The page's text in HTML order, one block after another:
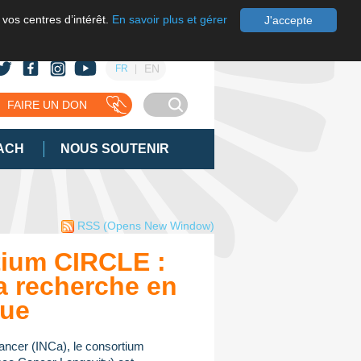
J'accepte
centres d’intérêt. En savoir plus et gérer
FR EN
FAIRE UN DON
NOUS SOUTENIR
RSS (Opens New Window)
CIRCLE :
recherche en
(INCa), le consortium